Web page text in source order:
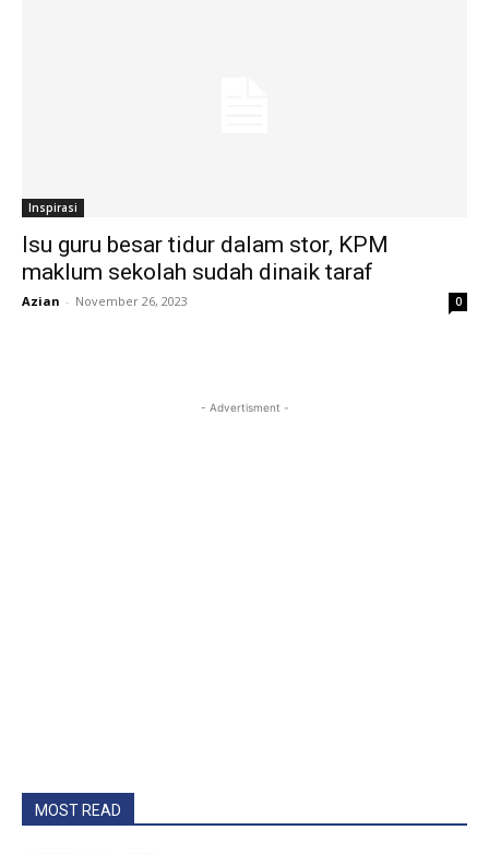
Inspirasi
Isu guru besar tidur dalam stor, KPM
maklum sekolah sudah dinaik taraf
Azian - November 26, 2023 0
- Advertisment -
MOST READ